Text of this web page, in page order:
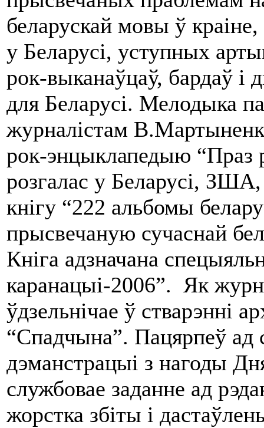
беларускай мовы ў
у Беларусі, уступных
рок-выканаўцаў, бардаў
для Беларусі. Мелодыка
журналістам
рок-энцыклапедыю “Праз
розгалас у Беларусі,
кнігу “222 альбомы
прысвечаную сучаснай
Кніга адзначана
каранацыі-2006”. Як
ўдзельнічае ў стварэнні
“Спадчына”. Пацярпеў ад
дэманстрацыі з нагоды
службовае заданне ад
жорстка збіты і